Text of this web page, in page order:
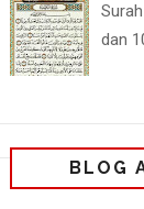
dan
BLOG